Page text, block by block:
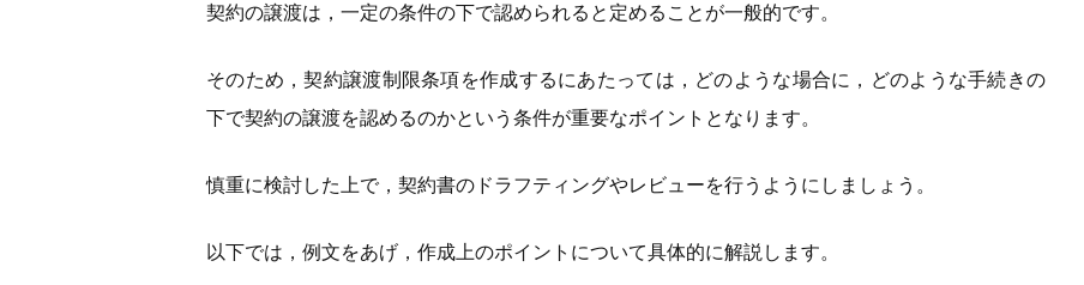
契約の譲渡は，一定の条件の下で認められると定めることが一般的です。
そのため，契約譲渡制限条項を作成するにあたっては，どのような場合に，どのような手続きの
下で契約の譲渡を認めるのかという条件が重要なポイントとなります。
慎重に検討した上で，契約書のドラフティングやレビューを行うようにしましょう。
以下では，例文をあげ，作成上のポイントについて具体的に解説します。